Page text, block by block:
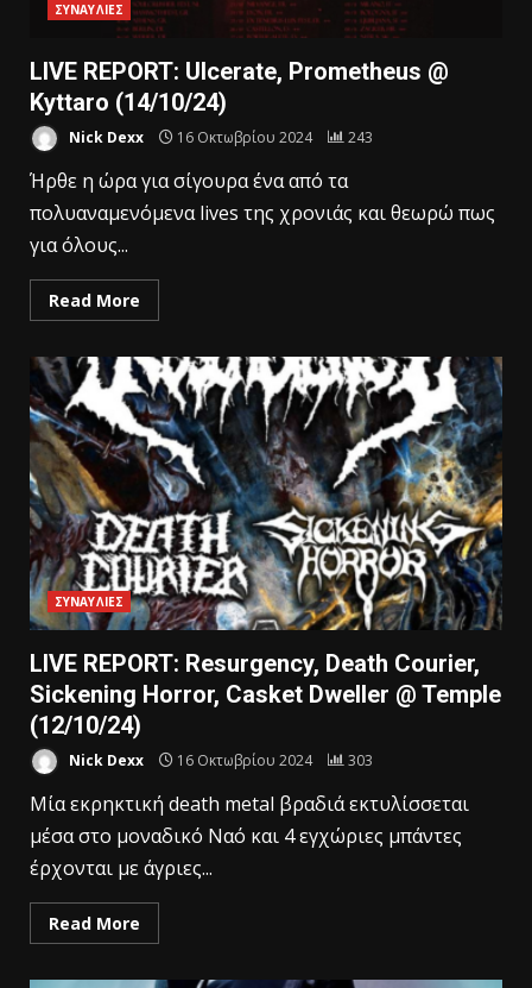
ΣΥΝΑΥΛΙΕΣ
LIVE REPORT: Ulcerate, Prometheus @
Kyttaro (14/10/24)
Nick Dexx 16 Οκτωβρίου 2024 243
Ήρθε η ώρα για σίγουρα ένα από τα
πολυαναμενόμενα lives της χρονιάς και θεωρώ πως
για όλους...
Read More
ΣΥΝΑΥΛΙΕΣ
LIVE REPORT: Resurgency, Death Courier,
Sickening Horror, Casket Dweller @ Temple
(12/10/24)
Nick Dexx 16 Οκτωβρίου 2024 303
Μία εκρηκτική death metal βραδιά εκτυλίσσεται
μέσα στο μοναδικό Ναό και 4 εγχώριες μπάντες
έρχονται με άγριες...
Read More